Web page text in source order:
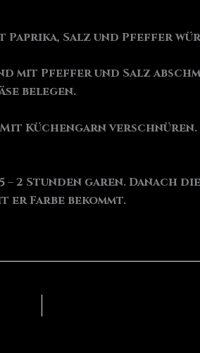
Salz und Pfeffer
mit Pfeffer und Salz
belegen.
Küchengarn
– 2 Stunden garen. Danach
Farbe bekommt.